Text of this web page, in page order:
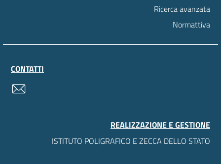
Ricerca avanzata
Normattiva
CONTATTI
REALIZZAZIONE E GESTIONE
ISTITUTO POLIGRAFICO E ZECCA DELLO STATO